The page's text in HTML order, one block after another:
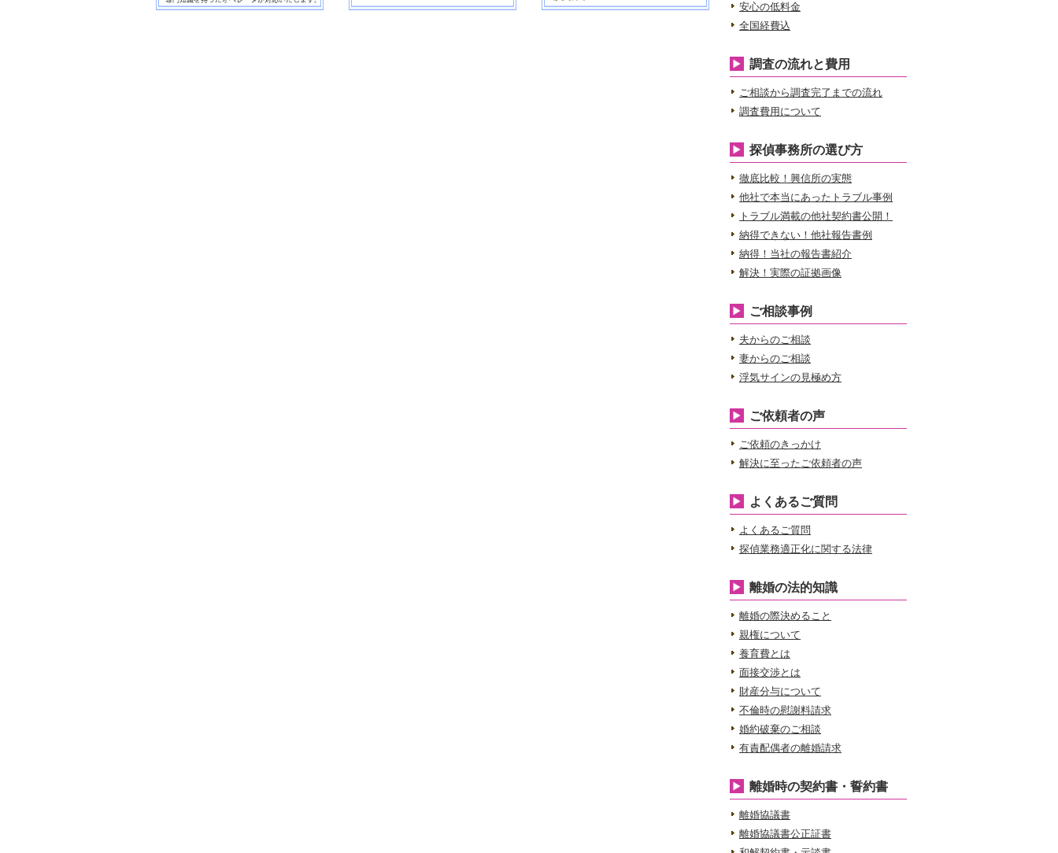
安心の低料金
全国経費込
調査の流れと費用
ご相談から調査完了までの流れ
調査費用について
探偵事務所の選び方
徹底比較！興信所の実態
他社で本当にあったトラブル事例
トラブル満載の他社契約書公開！
納得できない！他社報告書例
納得！当社の報告書紹介
解決！実際の証拠画像
ご相談事例
夫からのご相談
妻からのご相談
浮気サインの見極め方
ご依頼者の声
ご依頼のきっかけ
解決に至ったご依頼者の声
よくあるご質問
よくあるご質問
探偵業務適正化に関する法律
離婚の法的知識
離婚の際決めること
親権について
養育費とは
面接交渉とは
財産分与について
不倫時の慰謝料請求
婚約破棄のご相談
有責配偶者の離婚請求
離婚時の契約書・誓約書
離婚協議書
離婚協議書公正証書